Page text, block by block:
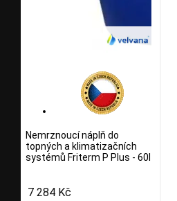
Nemrznoucí náplň do
topných a klimatizačních
systémů Friterm P Plus - 60l
7 284 Kč